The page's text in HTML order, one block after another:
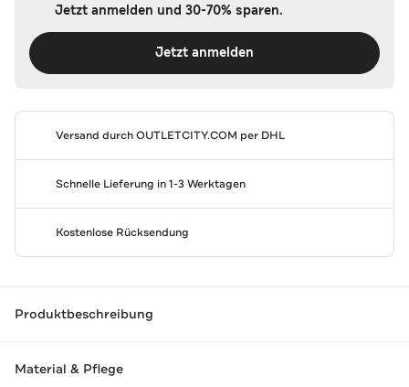
Jetzt anmelden und 30-70% sparen.
Jetzt anmelden
Versand durchOUTLETCITY.COM per DHL
Schnelle Lieferung in 1-3 Werktagen
Kostenlose Rücksendung
Produktbeschreibung
Material & Pflege